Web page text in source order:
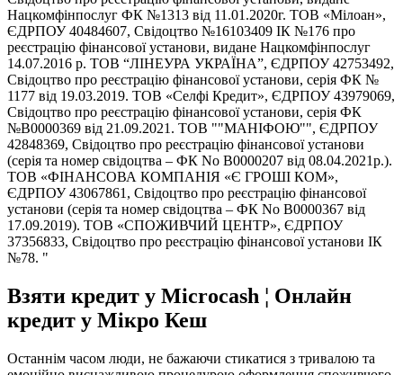
Нацкомфінпослуг ФК №1313 від 11.01.2020г. ТОВ «Мілоан»,
ЄДРПОУ 40484607, Свідоцтво №16103409 ІК №176 про
реєстрацію фінансової установи, видане Нацкомфінпослуг
14.07.2016 р. ТОВ “ЛІНЕУРА УКРАЇНА”, ЄДРПОУ 42753492,
Свідоцтво про реєстрацію фінансової установи, серія ФК №
1177 від 19.03.2019. ТОВ «Селфі Кредит», ЄДРПОУ 43979069,
Свідоцтво про реєстрацію фінансової установи, серія ФК
№В0000369 від 21.09.2021. ТОВ ""МАНІФОЮ"", ЄДРПОУ
42848369, Свідоцтво про реєстрацію фінансової установи
(серія та номер свідоцтва – ФК No В0000207 від 08.04.2021р.).
ТОВ «ФІНАНСОВА КОМПАНІЯ «Є ГРОШІ КОМ»,
ЄДРПОУ 43067861, Свідоцтво про реєстрацію фінансової
установи (серія та номер свідоцтва – ФК No В0000367 від
17.09.2019). ТОВ «СПОЖИВЧИЙ ЦЕНТР», ЄДРПОУ
37356833, Свідоцтво про реєстрацію фінансової установи ІК
№78. "
Взяти кредит у Microcash ¦ Онлайн
кредит у Мікро Кеш
Останнім часом люди, не бажаючи стикатися з тривалою та